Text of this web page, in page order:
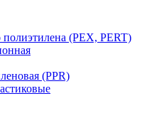
полиэтилена (PEX, PERT)
(PPR)